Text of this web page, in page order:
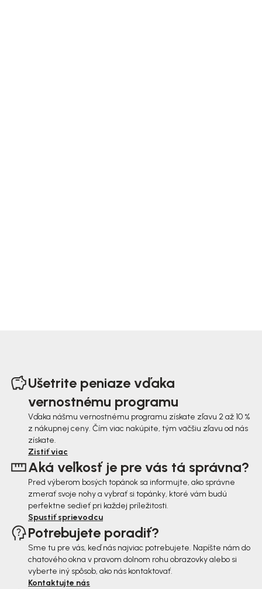
Ušetrite peniaze vďaka
vernostnému programu
Vďaka nášmu vernostnému programu získate zľavu 2 až 10 %
z nákupnej ceny. Čím viac nakúpite, tým väčšiu zľavu od nás
získate.
Zistiť viac
Aká veľkosť je pre vás tá správna?
Pred výberom bosých topánok sa informujte, ako správne
zmerať svoje nohy a vybrať si topánky, ktoré vám budú
perfektne sedieť pri každej príležitosti.
Spustiť sprievodcu
Potrebujete poradiť?
Sme tu pre vás, keď nás najviac potrebujete. Napíšte nám do
chatového okna v pravom dolnom rohu obrazovky alebo si
vyberte iný spôsob, ako nás kontaktovať.
Kontaktujte nás